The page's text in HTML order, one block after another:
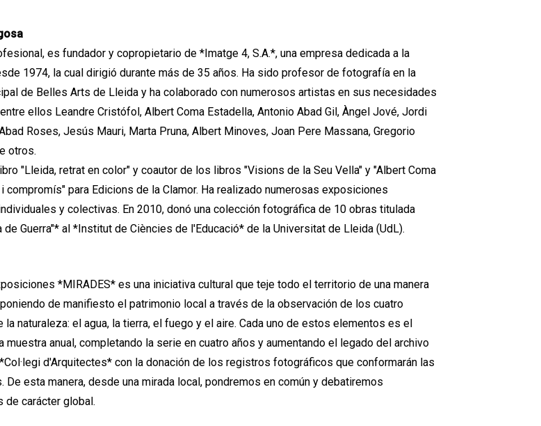
es fundador y copropietario de *Imatge 4, S.A.*, una empresa dedicada a la
1974, la cual dirigió durante más de 35 años. Ha sido profesor de fotografía en la
de Belles Arts de Lleida y ha colaborado con numerosos artistas en sus necesidades
ellos Leandre Cristófol, Albert Coma Estadella, Antonio Abad Gil, Àngel Jové, Jordi
Roses, Jesús Mauri, Marta Pruna, Albert Minoves, Joan Pere Massana, Gregorio
otros.
"Lleida, retrat en color" y coautor de los libros "Visions de la Seu Vella" y "Albert Coma
compromís" para Edicions de la Clamor. Ha realizado numerosas exposiciones
y colectivas. En 2010, donó una colección fotográfica de 10 obras titulada
de Guerra"* al *Institut de Ciències de l'Educació* de la Universitat de Lleida (UdL).
*MIRADES* es una iniciativa cultural que teje todo el territorio de una manera
de manifiesto el patrimonio local a través de la observación de los cuatro
la naturaleza: el agua, la tierra, el fuego y el aire. Cada uno de estos elementos es el
muestra anual, completando la serie en cuatro años y aumentando el legado del archivo
d'Arquitectes* con la donación de los registros fotográficos que conformarán las
De esta manera, desde una mirada local, pondremos en común y debatiremos
de carácter global.